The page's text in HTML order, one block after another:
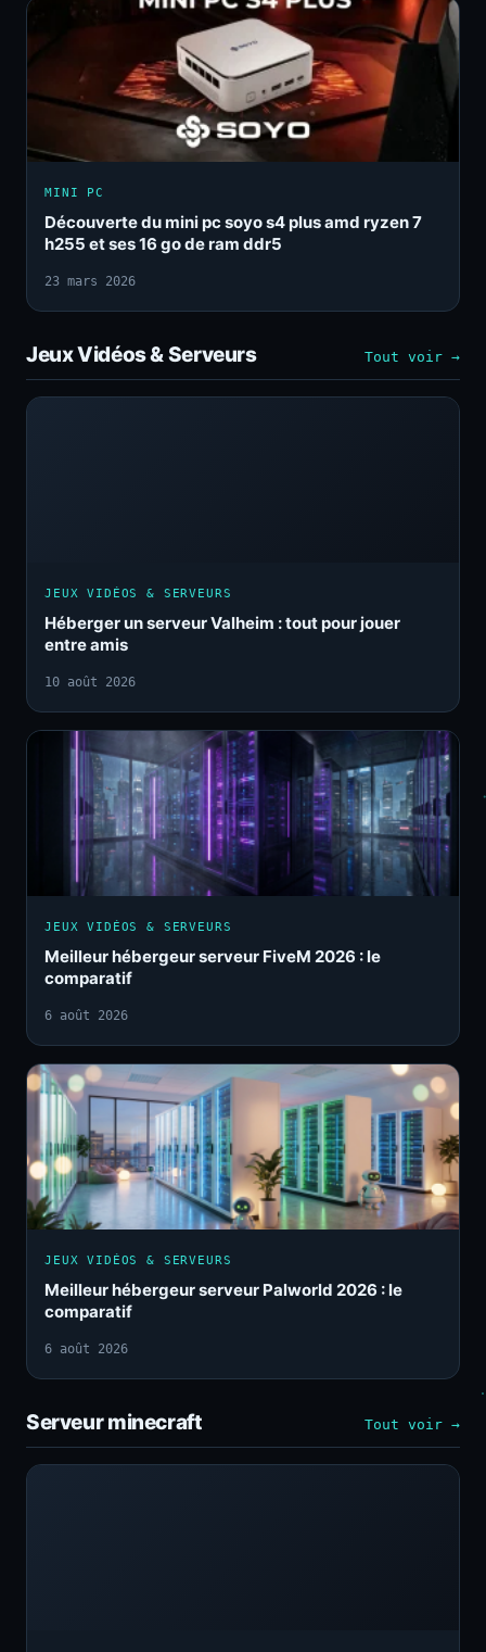
MINI PC
Découverte du mini pc soyo s4 plus amd ryzen 7
h255 et ses 16 go de ram ddr5
23 mars 2026
Jeux Vidéos & Serveurs Tout voir →
JEUX VIDÉOS & SERVEURS
Héberger un serveur Valheim : tout pour jouer
entre amis
10 août 2026
JEUX VIDÉOS & SERVEURS
Meilleur hébergeur serveur FiveM 2026 : le
comparatif
6 août 2026
JEUX VIDÉOS & SERVEURS
Meilleur hébergeur serveur Palworld 2026 : le
comparatif
6 août 2026
Serveur minecraft Tout voir →